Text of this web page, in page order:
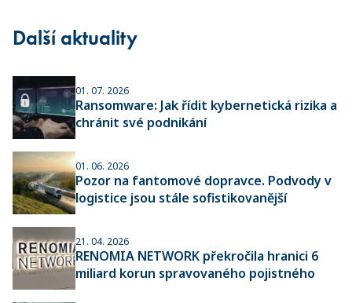
Další aktuality
01. 07. 2026
Ransomware: Jak řídit kybernetická rizika a
chránit své podnikání
01. 06. 2026
Pozor na fantomové dopravce. Podvody v
logistice jsou stále sofistikovanější
21. 04. 2026
RENOMIA NETWORK překročila hranici 6
miliard korun spravovaného pojistného